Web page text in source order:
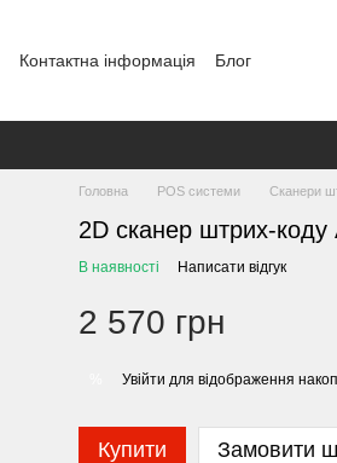
Контактна інформація Блог
Головна POS системи Сканери
2D сканер штрих-
В наявності Написати відгук
2 570 грн
Увійти для відображення
Купити Замовити